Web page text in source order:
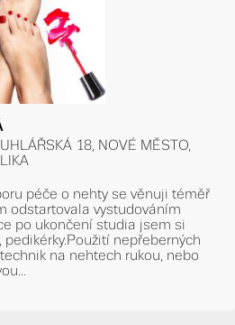
18, NOVÉ MĚSTO,
péče o nehty se věnuji téměř
odstartovala vystudováním
po ukončení studia jsem si
pedikérky.Použití nepřeberných
na nehtech rukou, nebo